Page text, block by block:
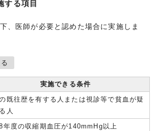
する項目
、医師が必要と認めた場合に実施しま
実施できる条件
既往歴を有する人または視診等で貧血が疑
人
年度の収縮期血圧が140mmHg以上